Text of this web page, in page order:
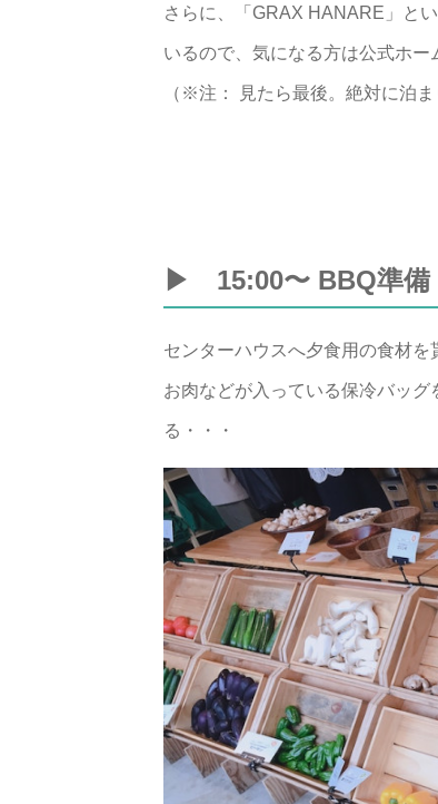
さらに、「GRAX HANARE」と
いるので、気になる方は公式ホー
（※注： 見たら最後。絶対に泊
▶︎ 15:00〜 BBQ準備
センターハウスへ夕食用の食材
お肉などが入っている保冷バッ
る・・・